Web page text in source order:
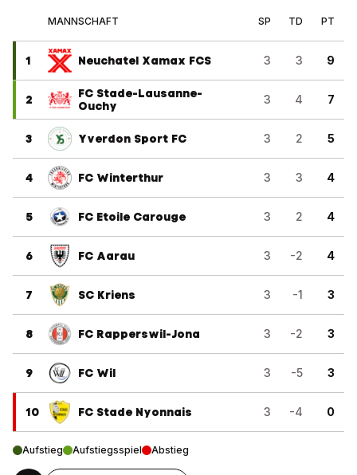
MANNSCHAFT SP TD PT
1 Neuchatel Xamax FCS 3 3 9
2
FC Stade-Lausanne-
Ouchy
3 4 7
3 Yverdon Sport FC 3 2 5
4 FC Winterthur 3 3 4
5 FC Etoile Carouge 3 2 4
6 FC Aarau 3 -2 4
7 SC Kriens 3 -1 3
8 FC Rapperswil-Jona 3 -2 3
9 FC Wil 3 -5 3
10 FC Stade Nyonnais 3 -4 0
Aufstieg Aufstiegsspiel Abstieg